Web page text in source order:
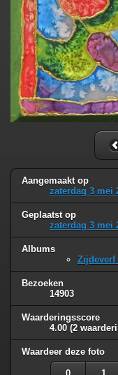
Aangemaakt op
zaterdag 3 mei
Geplaatst op
zaterdag 3 mei
Albums
Zijdeverf
Bezoeken
14903
Waarderingsscore
4.00 (2
Waardeer deze foto